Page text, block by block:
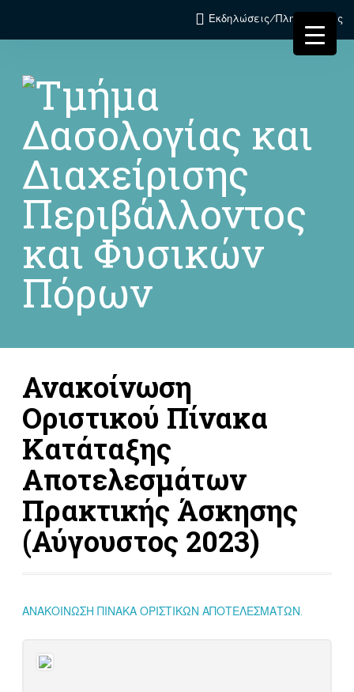
Εκδηλώσεις/Πληροφορίες
Ανακοίνωση
Οριστικού Πίνακα
Κατάταξης
Αποτελεσμάτων
Πρακτικής Άσκησης
(Αύγουστος 2023)
ΑΝΑΚΟΙΝΩΣΗ ΠΙΝΑΚΑ ΟΡΙΣΤΙΚΩΝ ΑΠΟΤΕΛΕΣΜΑΤΩΝ.